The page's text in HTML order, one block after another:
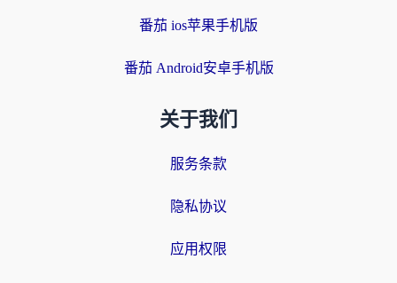
番茄 ios苹果手机版
番茄 Android安卓手机版
关于我们
服务条款
隐私协议
应用权限